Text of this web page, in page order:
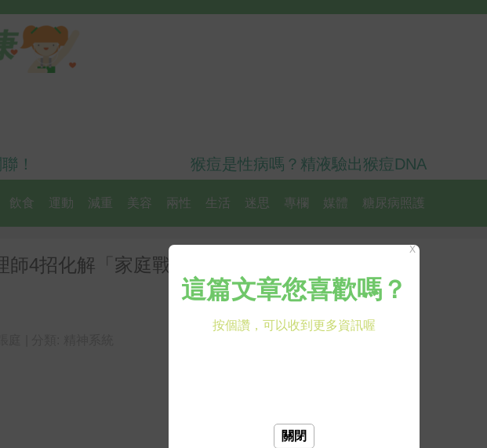
！ 猴痘是性病嗎？精液驗出猴痘DNA
飲食 運動 減重 美容 兩性 生活 迷思 專欄 媒體 糖尿病照護
4招化解「家庭戰爭」：冷靜溝通、建立規
X
關閉